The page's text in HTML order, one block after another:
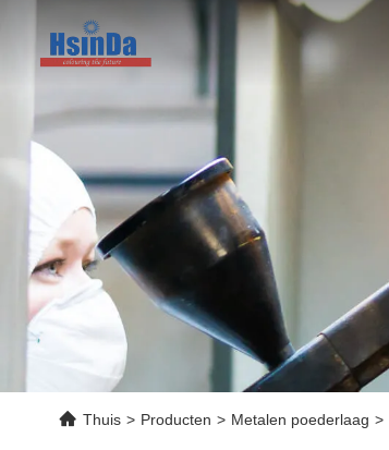
Thuis > Producten > Metalen poederlaag >